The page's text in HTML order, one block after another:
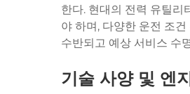
한다. 현대의 전력 유틸리
야 하며, 다양한 운전 조
수반되고 예상 서비스 수
기술 사양 및 엔